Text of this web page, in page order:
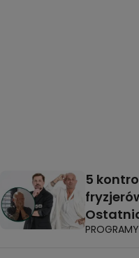
5
PROGRAMY